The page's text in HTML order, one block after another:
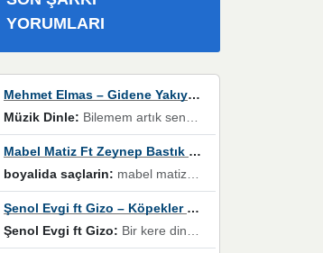
YORUMLARI
Mehmet Elmas – Gidene Yakıyorum
Müzik Dinle: Bilemem artık senden bir şans daha / Düştüğün zaman ben olmayacağım yanında” dizeleri, artık geçmişin tekrarına izin verilmeyeceğini, kişisel sınırların çizildiğini gösteriyor.
Mabel Matiz Ft Zeynep Bastık – Saçların
boyalida saçlarin: mabel matiz'in maya albümünde yer alan güzellerden. parça da şarkı hani! müzikal altyapısına vurulduğum, sözlerinde kaybolduğum bir parça olmuş.
Şenol Evgi ft Gizo – Köpekler Tanımadıklarına havlar
Şenol Evgi ft Gizo: Bir kere dinlememe rağmen kulaklardan gitmiyor sen sen sen sen kurban ol sen sen sen sen hayran ol yükses ses müzik dinleme sebebisiniz canlar bomba gibi patladınız maşallah